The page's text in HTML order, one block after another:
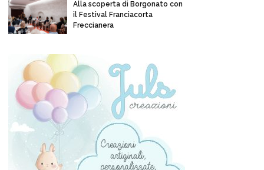
Alla scoperta di Borgonato con
il Festival Franciacorta
Freccianera